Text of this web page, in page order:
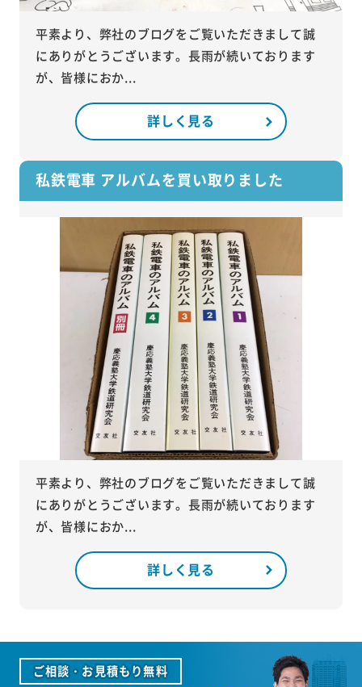
平素より、弊社のブログをご覧いただきまして誠
にありがとうございます。長雨が続いております
が、皆様におか...
詳しく見る
私鉄電車 アルバムを買い取りました
平素より、弊社のブログをご覧いただきまして誠
にありがとうございます。長雨が続いております
が、皆様におか...
詳しく見る
ご相談・お見積もり無料